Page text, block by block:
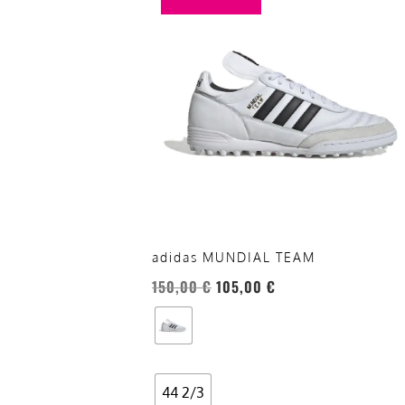
adidas MUNDIAL TEAM
150,00€ 105,00 €
44 2/3
varianti.
opzioni
possono
del
prodotto